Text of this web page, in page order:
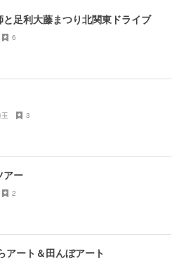
足利大藤まつり北関東ドライブ
6
3
アー
2
アート＆田んぼアート